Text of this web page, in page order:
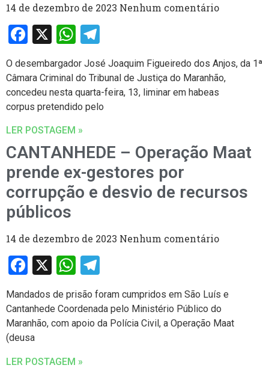
14 de dezembro de 2023 Nenhum comentário
Facebook
X WhatsApp
O desembargador José Joaquim Figueiredo dos Anjos, da 1ª
Câmara Criminal do Tribunal de Justiça do Maranhão,
concedeu nesta quarta-feira, 13, liminar em habeas
corpus pretendido pelo
LER POSTAGEM »
CANTANHEDE – Operação Maat
prende ex-gestores por
corrupção e desvio de recursos
públicos
14 de dezembro de 2023 Nenhum comentário
Facebook
X WhatsApp
Mandados de prisão foram cumpridos em São Luís e
Cantanhede Coordenada pelo Ministério Público do
Maranhão, com apoio da Polícia Civil, a Operação Maat
(deusa
LER POSTAGEM »